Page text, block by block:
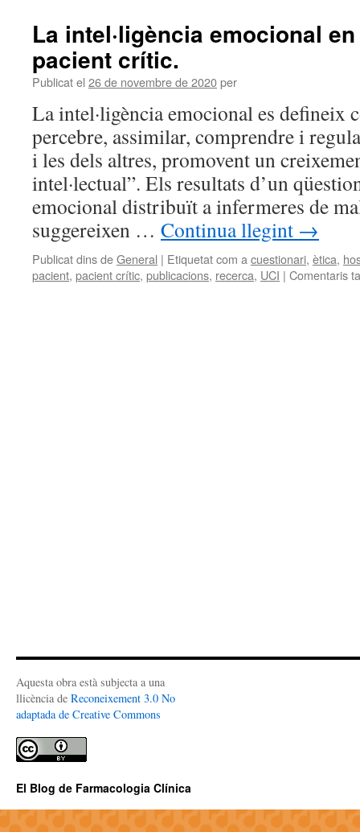
La intel·ligència emocional
pacient crític.
Publicat el 26 de novembre de 2020per
La intel·ligència emocional es defineix
percebre, assimilar, comprendre i
i les dels altres, promovent un
intel·lectual”. Els resultats d’un
emocional distribuït a infermeres de
suggereixen … Continua llegint →
Publicat dins deGeneral | Etiquetat com a cuestionari, ètica,
pacient, pacient crític, publicacions, recerca, UCI | Comentaris
Aquesta obra està subjecta a una
llicència de Reconeixement 3.0 No
adaptada de Creative Commons
El Blog de Farmacologia Clínica